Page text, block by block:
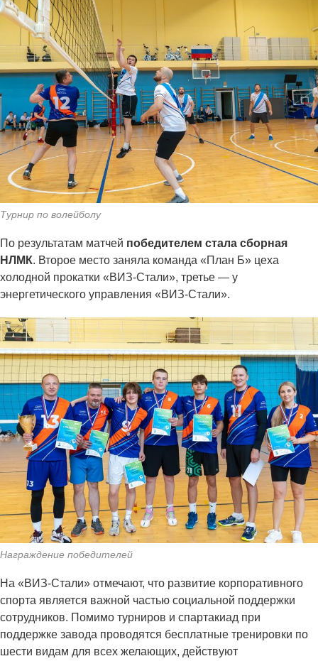
Турнир по волейболу
По результатам матчей победителем стала сборная
НЛМК. Второе место заняла команда «План Б» цеха
холодной прокатки «ВИЗ-Стали», третье — у
энергетического управления «ВИЗ-Стали».
Награждение победителей
На «ВИЗ-Стали» отмечают, что развитие корпоративного
спорта является важной частью социальной поддержки
сотрудников. Помимо турниров и спартакиад при
поддержке завода проводятся бесплатные тренировки по
шести видам для всех желающих, действуют